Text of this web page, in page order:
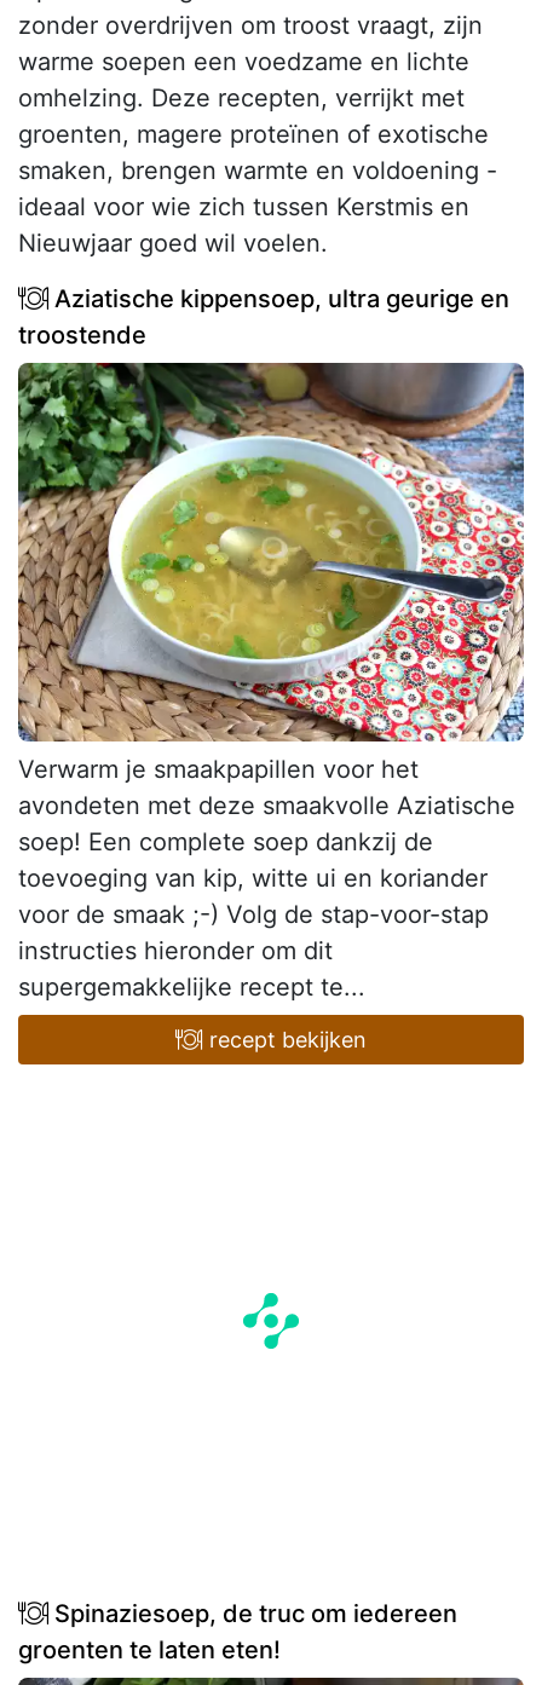
zonder overdrijven om troost vraagt, zijn
warme soepen een voedzame en lichte
omhelzing. Deze recepten, verrijkt met
groenten, magere proteïnen of exotische
smaken, brengen warmte en voldoening -
ideaal voor wie zich tussen Kerstmis en
Nieuwjaar goed wil voelen.
Aziatische kippensoep, ultra geurige en
troostende
Verwarm je smaakpapillen voor het
avondeten met deze smaakvolle Aziatische
soep! Een complete soep dankzij de
toevoeging van kip, witte ui en koriander
voor de smaak ;-) Volg de stap-voor-stap
instructies hieronder om dit
supergemakkelijke recept te...
recept bekijken
Spinaziesoep, de truc om iedereen
groenten te laten eten!